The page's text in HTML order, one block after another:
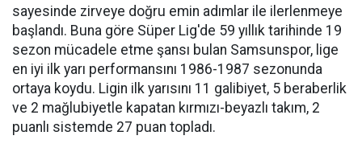
sayesinde zirveye doğru emin adımlar ile ilerlenmeye
başlandı. Buna göre Süper Lig'de 59 yıllık tarihinde 19
sezon mücadele etme şansı bulan Samsunspor, lige
en iyi ilk yarı performansını 1986-1987 sezonunda
ortaya koydu. Ligin ilk yarısını 11 galibiyet, 5 beraberlik
ve 2 mağlubiyetle kapatan kırmızı-beyazlı takım, 2
puanlı sistemde 27 puan topladı.